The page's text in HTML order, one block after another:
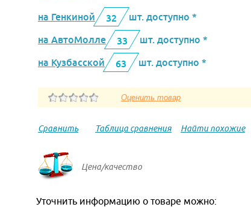
на Генкиной 32
шт. доступно *
на АвтоМолле
33
шт. доступно *
на Кузбасской
63 шт. доступно *
Сравнить Таблица сравнения Найти похожие
Цена/качество
Уточнить информацию о товаре можно: